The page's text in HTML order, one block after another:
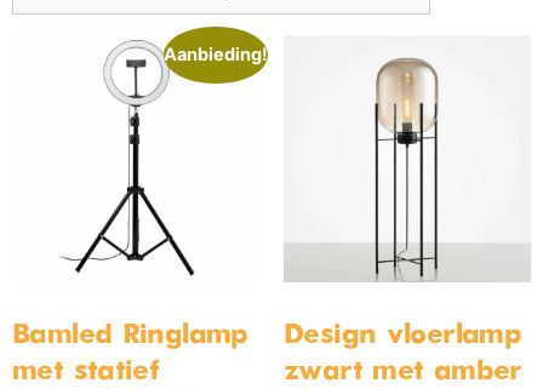
Aanbieding!
Bamled Ringlamp
met statief
Design vloerlamp
zwart met amber